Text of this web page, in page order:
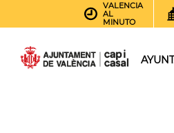
VALENCIA
AL
MINUTO